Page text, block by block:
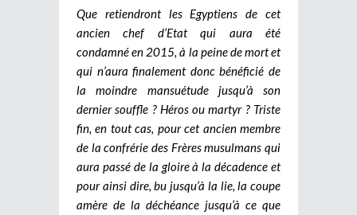
Que retiendront les Egyptiens de cet
ancien chef d’Etat qui aura été
condamné en 2015, à la peine de mort et
qui n’aura finalement donc bénéficié de
la moindre mansuétude jusqu’à son
dernier souffle ? Héros ou martyr ? Triste
fin, en tout cas, pour cet ancien membre
de la confrérie des Frères musulmans qui
aura passé de la gloire à la décadence et
pour ainsi dire, bu jusqu’à la lie, la coupe
amère de la déchéance jusqu’à ce que